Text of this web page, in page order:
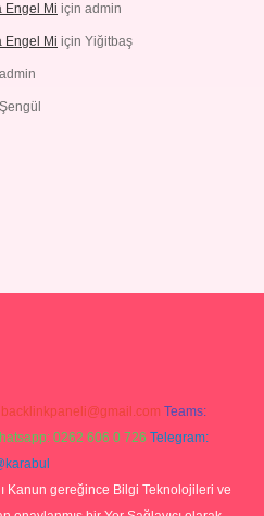
Engel Mi için admin
Engel Mi için Yiğitbaş
admin
Şengül
backlinkpaneli@gmail.com Teams:
0262 606 0 726 Telegram:
Kanun gereğince Bilgi Teknolojileri ve